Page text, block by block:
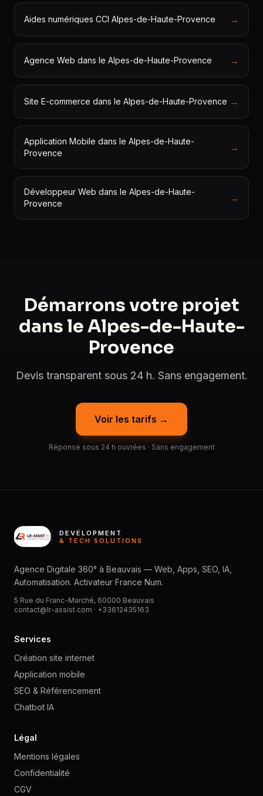
Aides numériques CCI Alpes-de-Haute-Provence →
Agence Web dans le Alpes-de-Haute-Provence →
Site E-commerce dans le Alpes-de-Haute-Provence →
Application Mobile dans le Alpes-de-Haute-
Provence
→
Développeur Web dans le Alpes-de-Haute-
Provence
→
Démarrons votre projet
dans le Alpes-de-Haute-
Provence
Devis transparent sous 24 h. Sans engagement.
Voir les tarifs →
Réponse sous 24 h ouvrées · Sans engagement
DEVELOPMENT
& TECH SOLUTIONS
Agence Digitale 360° à Beauvais — Web, Apps, SEO, IA,
Automatisation. Activateur France Num.
5 Rue du Franc-Marché, 60000 Beauvais
contact@lr-assist.com · +33612435163
Services
Création site internet
Application mobile
SEO & Référencement
Chatbot IA
Légal
Mentions légales
Confidentialité
CGV